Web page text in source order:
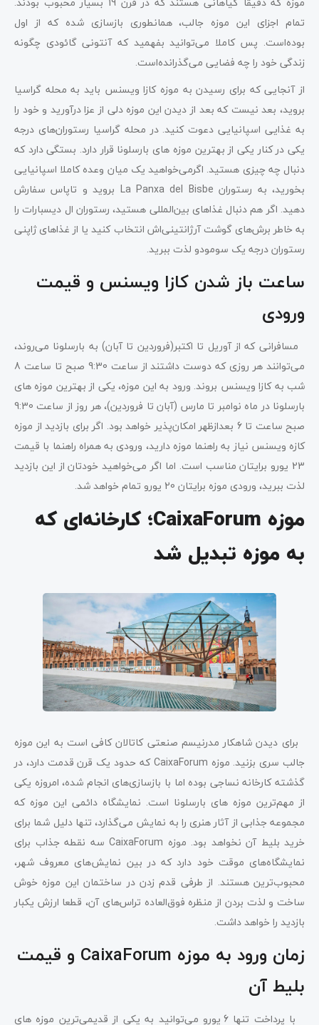
تمام اجزای این موزه جالب، همانطوری بازسازی شده که از اول
بوده‌است. پس کاملا می‌توانید بفهمید که آنتونی گائودی چگونه
زندگی خود را چه فضایی می‌گذرانده‌است.
از آنجایی که برای رسیدن به موزه کازا ویسنس باید به محله گراسیا
بروید، بعد نیست که بعد از دیدن این موزه دلی از عزا درآورید و خود را
به غذایی اسپانیایی دعوت کنید. در محله گراسیا رستوران‌های درجه
یکی در کنار یکی از بهترین موزه های بارسلونا قرار دارد. بستگی دارد که
دنبال چه چیزی هستید. اگرمی‌خواهید یک میان وعده کاملا اسپانیایی
بخورید، به رستوران La Panxa del Bisbe بروید و تاپاس سفارش
دهید. اگر هم دنبال غذاهای بین‌المللی هستید، رستوران ال دیسبارات را
به خاطر برش‌های گوشت آرژانتینی‌اش انتخاب کنید یا از غذاهای ژاپنی
رستوران درجه یک سومودو لذت ببرید.
ساعت باز شدن کازا ویسنس و قیمت
ورودی
مسافرانی که از آوریل تا اکتبر(فروردین تا آبان) به بارسلونا می‌روند،
می‌توانند هر روزی که دوست داشتند از ساعت 9:30 صبح تا ساعت 8
شب به کازا ویسنس بروند. ورود به این موزه، یکی از بهترین موزه های
بارسلونا در ماه نوامبر تا مارس (آبان تا فروردین)، هر روز از ساعت 9:30
صبح ساعت تا 6 بعدازظهر امکان‌پذیر خواهد بود. اگر برای بازدید از موزه
کازه ویسنس نیاز به راهنما موزه دارید، ورودی به همراه راهنما با قیمت
23 یورو برایتان مناسب است. اما اگر می‌خواهید خودتان از این بازدید
لذت ببرید، ورودی موزه برایتان 20 یورو تمام خواهد شد.
موزه CaixaForum؛ کارخانه‌ای که
به موزه تبدیل شد
برای دیدن شاهکار مدرنیسم صنعتی کاتالان کافی است به این موزه
جالب سری بزنید. موزه CaixaForum که حدود یک قرن قدمت دارد، در
گذشته کارخانه نساجی بوده اما با بازسازی‌های انجام شده، امروزه یکی
از مهم‌ترین موزه های بارسلونا است. نمایشگاه دائمی این موزه که
مجموعه جذابی از آثار هنری را به نمایش می‌گذارد، تنها دلیل شما برای
خرید بلیط آن نخواهد بود. موزه CaixaForum سه نقطه جذاب برای
نمایشگاه‌های موقت خود دارد که در بین نمایش‌های معروف شهر،
محبوب‌ترین هستند. از طرفی قدم زدن در ساختمان این موزه خوش
ساخت و لذت بردن از منظره فوق‌العاده تراس‌های آن، قطعا ارزش یکبار
بازدید را خواهد داشت.
زمان ورود به موزه CaixaForum و قیمت
بلیط آن
با پرداخت تنها 6 یورو می‌توانید به یکی از قدیمی‌ترین موزه های